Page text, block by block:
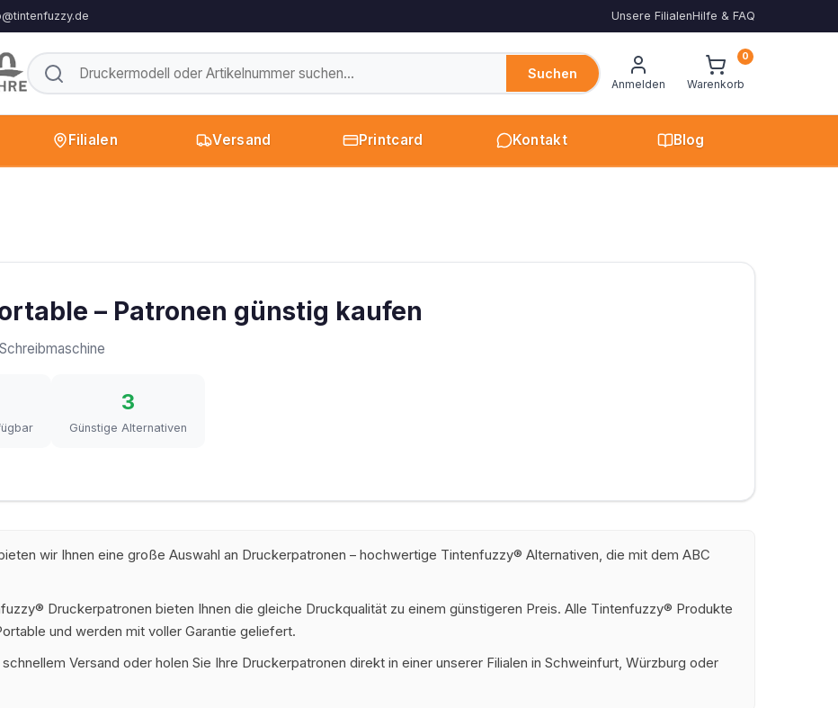
Unsere FilialenHilfe & FAQ
Suchen
Anmelden Warenkorb
0
Filialen Versand Printcard Kontakt Blog
– Patronen günstig kaufen
Schreibmaschine
3
Günstige Alternativen
wir Ihnen eine große Auswahl an Druckerpatronen – hochwertige Tintenfuzzy® Alternativen, die mit dem ABC
Druckerpatronen bieten Ihnen die gleiche Druckqualität zu einem günstigeren Preis. Alle Tintenfuzzy® Produkte
und werden mit voller Garantie geliefert.
Versand oder holen Sie Ihre Druckerpatronen direkt in einer unserer Filialen in Schweinfurt, Würzburg oder